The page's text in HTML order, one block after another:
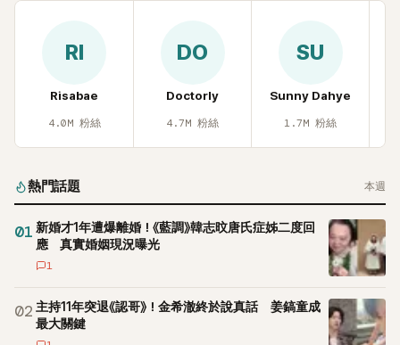
RI
Risabae
4.0M 粉絲
DO
Doctorly
4.7M 粉絲
SU
Sunny Dahye
1.7M 粉絲
熱門話題 本週
01 新婚才1年遭爆離婚！《藍調》韓志旼唐氏症姊二度回
應 真實婚姻現況曝光
1
02 主持11年突退《認哥》！金希澈終於說真話 姜鎬童成
最大關鍵